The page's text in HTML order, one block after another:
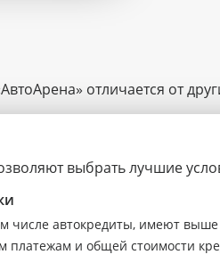
отличается от
выбрать лучшие
числе автокредиты, имеют
платежам и общей стоимости